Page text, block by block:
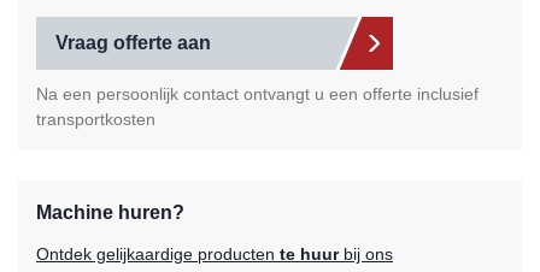
Vraag offerte aan
Na een persoonlijk contact ontvangt u een offerte inclusief
transportkosten
Machine huren?
Ontdek gelijkaardige producten te huurbij ons